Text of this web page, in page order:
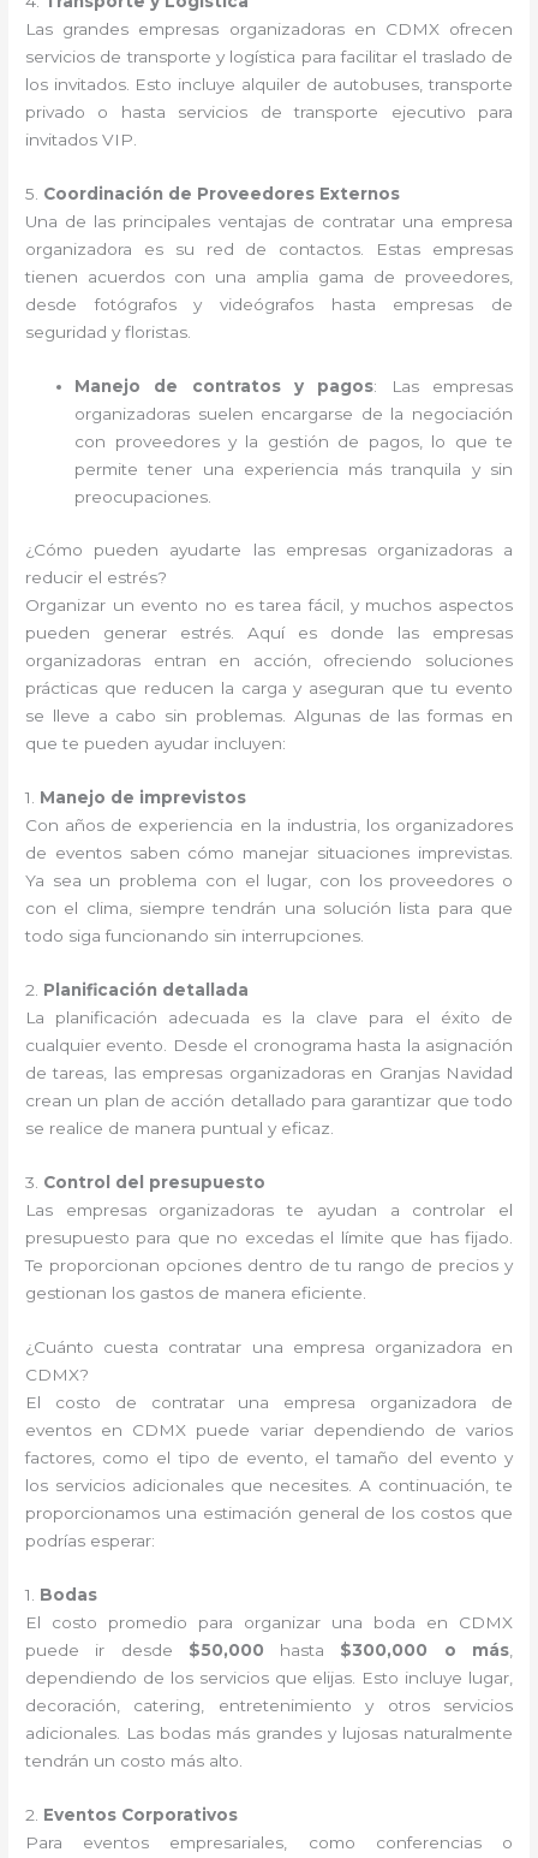
Las grandes empresas organizadoras en CDMX ofrecen
servicios de transporte y logística para facilitar el traslado de
los invitados. Esto incluye alquiler de autobuses, transporte
privado o hasta servicios de transporte ejecutivo para
invitados VIP.
5. Coordinación de Proveedores Externos
Una de las principales ventajas de contratar una empresa
organizadora es su red de contactos. Estas empresas
tienen acuerdos con una amplia gama de proveedores,
desde fotógrafos y videógrafos hasta empresas de
seguridad y floristas.
Manejo de contratos y pagos: Las empresas
organizadoras suelen encargarse de la negociación
con proveedores y la gestión de pagos, lo que te
permite tener una experiencia más tranquila y sin
preocupaciones.
¿Cómo pueden ayudarte las empresas organizadoras a
reducir el estrés?
Organizar un evento no es tarea fácil, y muchos aspectos
pueden generar estrés. Aquí es donde las empresas
organizadoras entran en acción, ofreciendo soluciones
prácticas que reducen la carga y aseguran que tu evento
se lleve a cabo sin problemas. Algunas de las formas en
que te pueden ayudar incluyen:
1. Manejo de imprevistos
Con años de experiencia en la industria, los organizadores
de eventos saben cómo manejar situaciones imprevistas.
Ya sea un problema con el lugar, con los proveedores o
con el clima, siempre tendrán una solución lista para que
todo siga funcionando sin interrupciones.
2. Planificación detallada
La planificación adecuada es la clave para el éxito de
cualquier evento. Desde el cronograma hasta la asignación
de tareas, las empresas organizadoras en Granjas Navidad
crean un plan de acción detallado para garantizar que todo
se realice de manera puntual y eficaz.
3. Control del presupuesto
Las empresas organizadoras te ayudan a controlar el
presupuesto para que no excedas el límite que has fijado.
Te proporcionan opciones dentro de tu rango de precios y
gestionan los gastos de manera eficiente.
¿Cuánto cuesta contratar una empresa organizadora en
CDMX?
El costo de contratar una empresa organizadora de
eventos en CDMX puede variar dependiendo de varios
factores, como el tipo de evento, el tamaño del evento y
los servicios adicionales que necesites. A continuación, te
proporcionamos una estimación general de los costos que
podrías esperar:
1. Bodas
El costo promedio para organizar una boda en CDMX
puede ir desde $50,000 hasta $300,000 o más,
dependiendo de los servicios que elijas. Esto incluye lugar,
decoración, catering, entretenimiento y otros servicios
adicionales. Las bodas más grandes y lujosas naturalmente
tendrán un costo más alto.
2. Eventos Corporativos
Para eventos empresariales, como conferencias o